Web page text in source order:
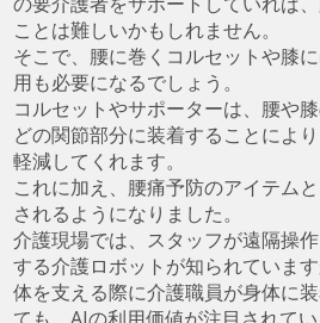
ことは難しいかもしれません。
そこで、腰に巻くコルセットや膝
用も必要になるでしょう。
コルセットやサポーターは、腰や
どの関節部分に装着することによ
軽減してくれます。
これに加え、腰痛予防のアイテム
されるようになりました。
介護現場では、スタッフが遠隔操
する介護ロボットが知られていま
体を支える際に介護職員が身体に
ても、AIの利用価値が注目されてい